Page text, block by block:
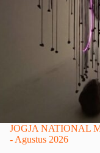
JOGJA NATIONAL
- Agustus 2026